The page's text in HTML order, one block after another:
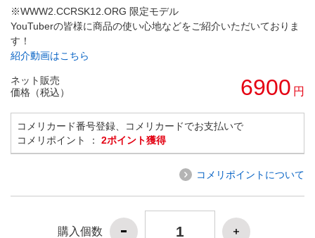
※WWW2.CCRSK12.ORG 限定モデル
YouTuberの皆様に商品の使い心地などをご紹介いただいておりま
す！
紹介動画はこちら
ネット販売
価格（税込）
6900 円
コメリカード番号登録、コメリカードでお支払いで
コメリポイント ： 2ポイント獲得
コメリポイントについて
購入個数